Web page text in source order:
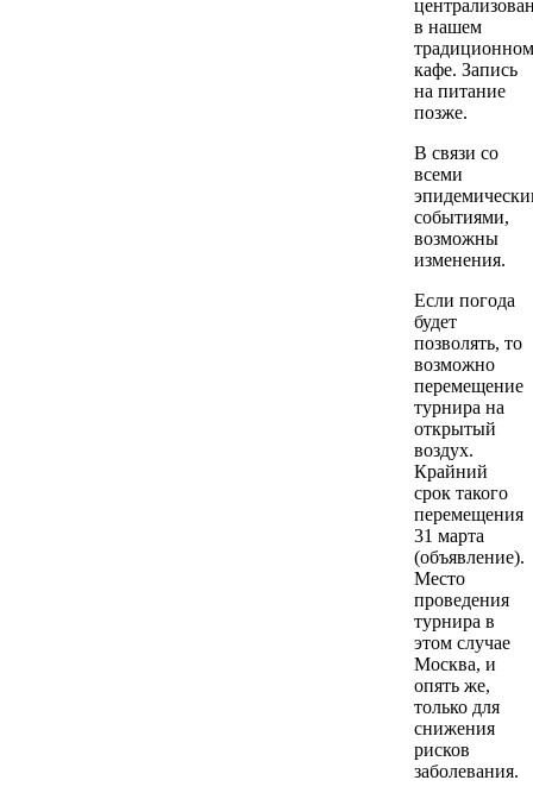
в нашем
традиционном
кафе. Запись
на питание
позже.
В связи со
всеми
событиями,
возможны
изменения.
Если погода
будет
позволять, то
возможно
перемещение
турнира на
открытый
воздух.
Крайний
срок такого
перемещения
31 марта
(объявление).
Место
проведения
турнира в
этом случае
Москва, и
опять же,
только для
снижения
рисков
заболевания.